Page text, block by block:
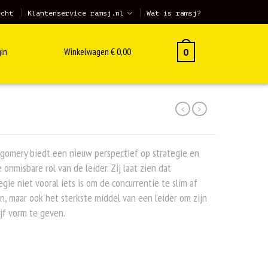
Klantenservice ramsj.nl Wat is ramsj?
Winkelwagen €0,00 0
< >
biedt een nieuw perspectief op strategie en
onmisbare rol van de leider. Zij laat zien dat
niet vooral iets is om de concurrentie te slim af
maar ook het sterkste middel van een leider om zijn
vorm te geven.